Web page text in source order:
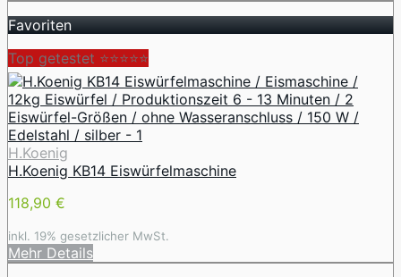
Favoriten
Top getestet ⭐⭐⭐⭐⭐
H.Koenig
H.Koenig KB14 Eiswürfelmaschine
118,90 €
inkl. 19% gesetzlicher MwSt.
Mehr Details